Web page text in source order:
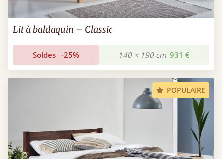
Lit à baldaquin – Classic
Soldes -25% 140 × 190 cm 931 €
POPULAIRE